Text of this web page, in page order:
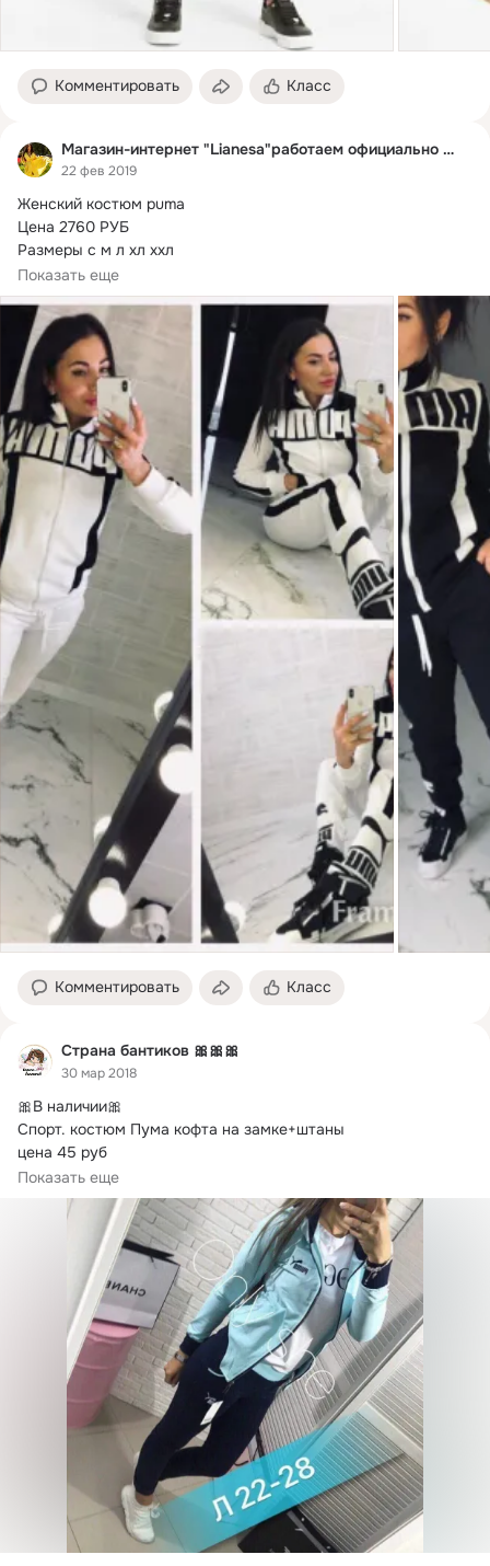
Комментировать Класс
Магазин-интернет "Lianesa"работаем официально ИП
22 фев 2019
Женский костюм puma
Цена 2760 РУБ
Размеры с м л хл ххл
Цвет: красный, электрик, белый, чёрный
Ткань Двухнитка
Принт накат
Показать еще
Комментировать Класс
Страна бантиков 🎀🎀🎀
30 мар 2018
🎀В наличии🎀
Спорт. костюм Пума кофта на замке+штаны
цена 45 руб
чёрно-голубой 48-1
дл.штаны-100 см,по внутр.-72 см,от-70-85 см,об-94
см,дл.кофта-64 см,дл.рукава-63 см,ог-96 см
Показать еще